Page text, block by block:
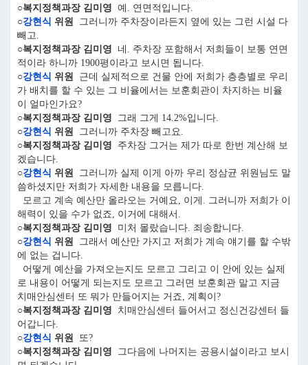
○복지정책과장 김미영 예. 연면적입니다.
○강현식 위원
그러니까 주차장이라든지 옆에 있는 그런 시설 다
빼고.
○복지정책과장 김미영 네. 주차장 포함해서 저희들이 보통 연면
적이라 하니까 1900평이라고 보시면 됩니다.
○강현식 위원
근데 실제적으로 건물 안에 저희가 층층별로 우리
가 배치를 할 수 있는 그 비율에서는 보훈회관이 차지하는 비율
이 얼마인가요?
○복지정책과장 김미영 그래 그게 14.2%입니다.
○강현식 위원
그러니까 주차장 빼고요.
○복지정책과장 김미영 주차장 그거는 제가 따로 한번 계산해 보
겠습니다.
○강현식 위원
그러니까 실제 이게 아까 우리 정삼균 위원님도 말
씀하셨지만 저희가 자세한 내용을 모릅니다.
모르고 계속 예산만 올라오는 거예요, 이게. 그러니까 저희가 이
해력이 있을 수가 없죠, 이거에 대해서.
○복지정책과장 김미영 미처 몰랐습니다. 죄송합니다.
○강현식 위원
그래서 예산만 가지고 저희가 계속 얘기를 할 수밖
에 없는 겁니다.
어떻게 예산을 가져오는지도 모르고 그리고 이 안에 있는 실제
로 내용이 어떻게 되는지도 모르고 그러면 보훈회관 말고 지금
치매안심센터 또 뭐가 만들어지는 거죠, 계획이?
○복지정책과장 김미영 치매안심센터 들어서고 정신건강센터 들
어갑니다.
○강현식 위원
또?
○복지정책과장 김미영 그다음에 나머지는 공용시설이라고 보시